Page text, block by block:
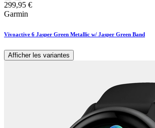
299,95 €
Garmin
Vivoactive 6 Jasper Green Metallic w/ Jasper Green Band
Afficher les variantes